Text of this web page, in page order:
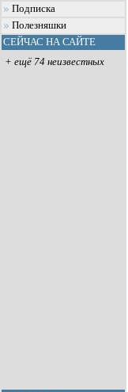
Подписка
Полезняшки
СЕЙЧАС НА САЙТЕ
+ ещё 74 неизвестных